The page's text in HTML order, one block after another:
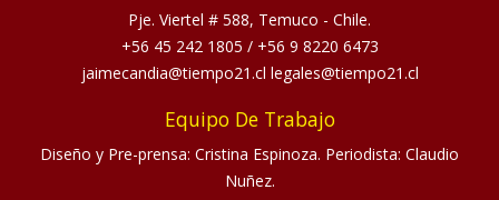
Pje. Viertel # 588, Temuco - Chile.
+56 45 242 1805 / +56 9 8220 6473
jaimecandia@tiempo21.cl legales@tiempo21.cl
Equipo De Trabajo
Diseño y Pre-prensa: Cristina Espinoza. Periodista: Claudio
Nuñez.